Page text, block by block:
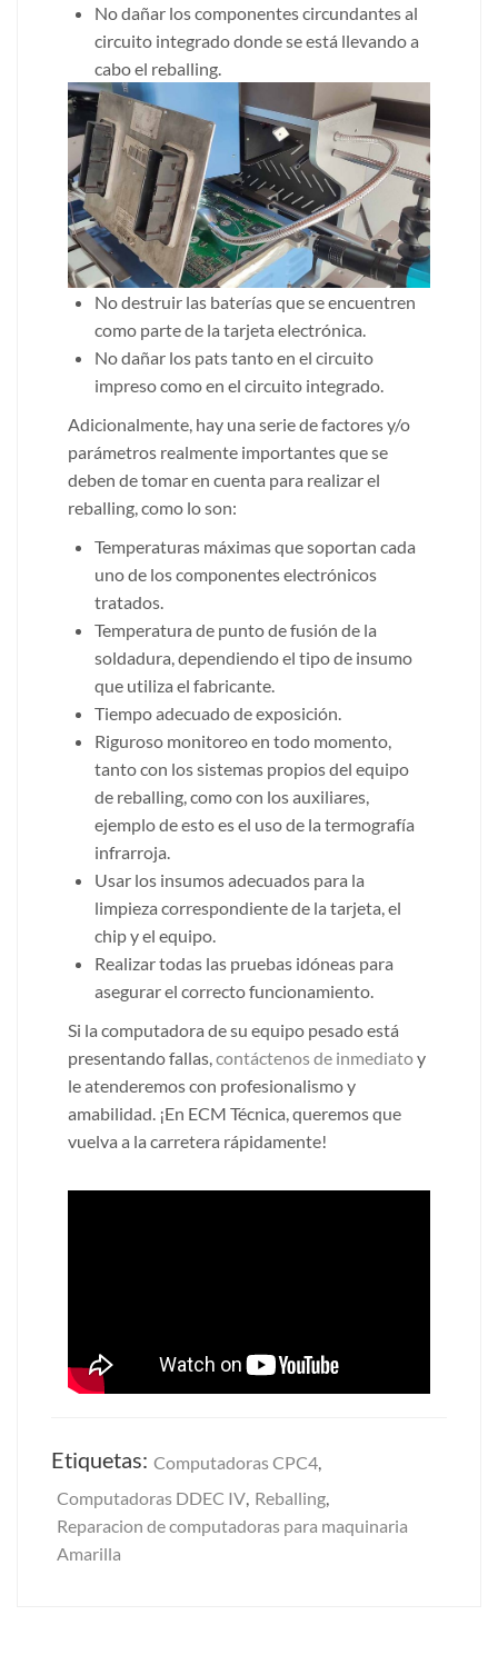
No dañar los componentes circundantes al
circuito integrado donde se está llevando a
cabo el reballing.
No destruir las baterías que se encuentren
como parte de la tarjeta electrónica.
No dañar los pats tanto en el circuito
impreso como en el circuito integrado.
Adicionalmente, hay una serie de factores y/o
parámetros realmente importantes que se
deben de tomar en cuenta para realizar el
reballing, como lo son:
Temperaturas máximas que soportan cada
uno de los componentes electrónicos
tratados.
Temperatura de punto de fusión de la
soldadura, dependiendo el tipo de insumo
que utiliza el fabricante.
Tiempo adecuado de exposición.
Riguroso monitoreo en todo momento,
tanto con los sistemas propios del equipo
de reballing, como con los auxiliares,
ejemplo de esto es el uso de la termografía
infrarroja.
Usar los insumos adecuados para la
limpieza correspondiente de la tarjeta, el
chip y el equipo.
Realizar todas las pruebas idóneas para
asegurar el correcto funcionamiento.
Si la computadora de su equipo pesado está
presentando fallas,contáctenos de inmediatoy
le atenderemos con profesionalismo y
amabilidad. ¡En ECM Técnica, queremos que
vuelva a la carretera rápidamente!
Etiquetas: Computadoras CPC4
Computadoras DDEC IV Reballing
Reparacion de computadoras para maquinaria
Amarilla